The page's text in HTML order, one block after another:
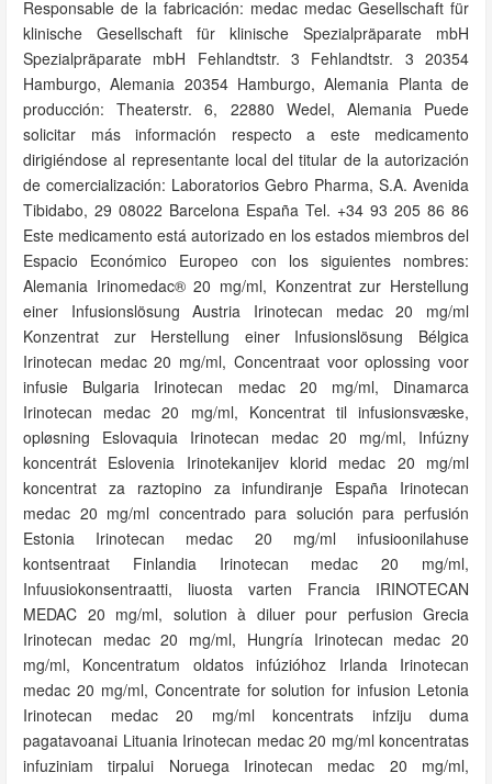
Responsable de la fabricación: medac medac Gesellschaft für
klinische Gesellschaft für klinische Spezialpräparate mbH
Spezialpräparate mbH Fehlandtstr. 3 Fehlandtstr. 3 20354
Hamburgo, Alemania 20354 Hamburgo, Alemania Planta de
producción: Theaterstr. 6, 22880 Wedel, Alemania Puede
solicitar más información respecto a este medicamento
dirigiéndose al representante local del titular de la autorización
de comercialización: Laboratorios Gebro Pharma, S.A. Avenida
Tibidabo, 29 08022 Barcelona España Tel. +34 93 205 86 86
Este medicamento está autorizado en los estados miembros del
Espacio Económico Europeo con los siguientes nombres:
Alemania Irinomedac® 20 mg/ml, Konzentrat zur Herstellung
einer Infusionslösung Austria Irinotecan medac 20 mg/ml
Konzentrat zur Herstellung einer Infusionslösung Bélgica
Irinotecan medac 20 mg/ml, Concentraat voor oplossing voor
infusie Bulgaria Irinotecan medac 20 mg/ml, Dinamarca
Irinotecan medac 20 mg/ml, Koncentrat til infusionsvæske,
opløsning Eslovaquia Irinotecan medac 20 mg/ml, Infúzny
koncentrát Eslovenia Irinotekanijev klorid medac 20 mg/ml
koncentrat za raztopino za infundiranje España Irinotecan
medac 20 mg/ml concentrado para solución para perfusión
Estonia Irinotecan medac 20 mg/ml infusioonilahuse
kontsentraat Finlandia Irinotecan medac 20 mg/ml,
Infuusiokonsentraatti, liuosta varten Francia IRINOTECAN
MEDAC 20 mg/ml, solution à diluer pour perfusion Grecia
Irinotecan medac 20 mg/ml, Hungría Irinotecan medac 20
mg/ml, Koncentratum oldatos infúzióhoz Irlanda Irinotecan
medac 20 mg/ml, Concentrate for solution for infusion Letonia
Irinotecan medac 20 mg/ml koncentrats infziju duma
pagatavoanai Lituania Irinotecan medac 20 mg/ml koncentratas
infuziniam tirpalui Noruega Irinotecan medac 20 mg/ml,